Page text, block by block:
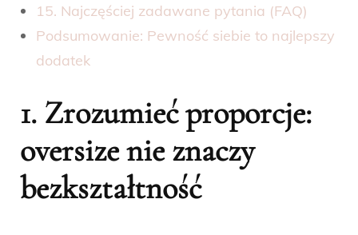
15. Najczęściej zadawane pytania (FAQ)
Podsumowanie: Pewność siebie to najlepszy
dodatek
1. Zrozumieć proporcje:
oversize nie znaczy
bezkształtność